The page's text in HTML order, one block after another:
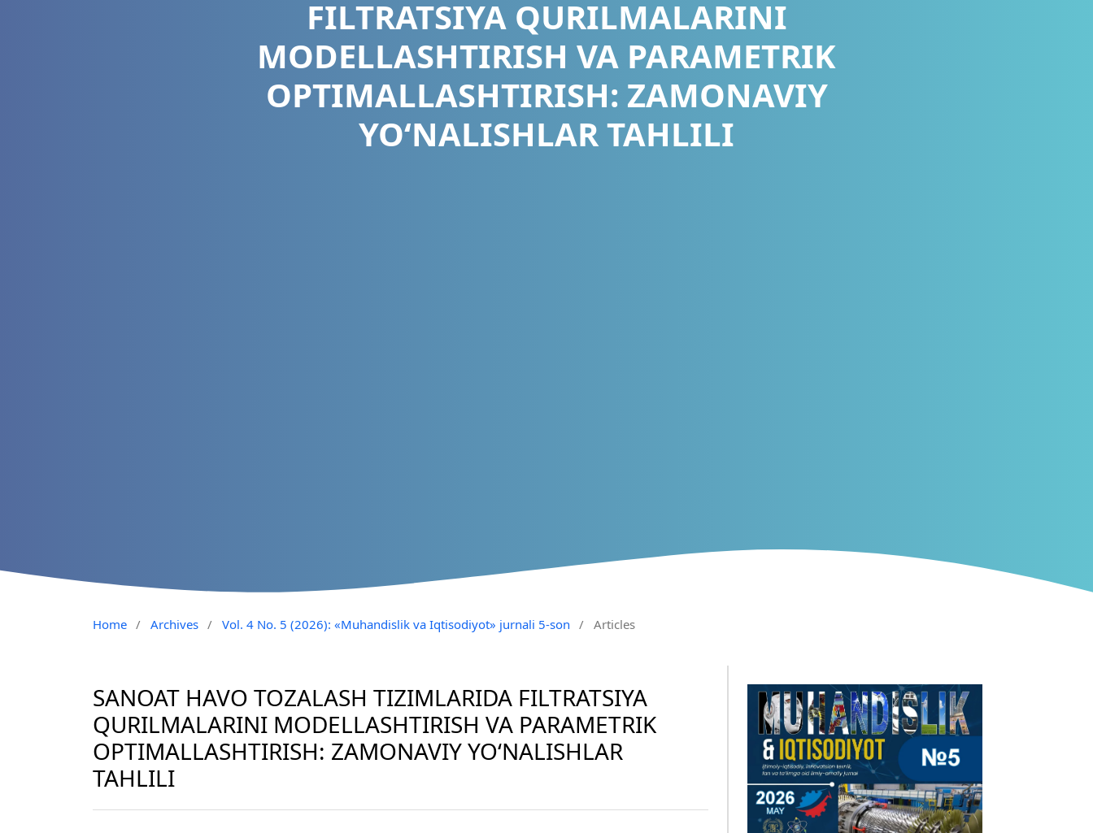
FILTRATSIYA QURILMALARINI
MODELLASHTIRISH VA PARAMETRIK
OPTIMALLASHTIRISH: ZAMONAVIY
YO‘NALISHLAR TAHLILI
Home / Archives / Vol. 4 No. 5 (2026): «Muhandislik va Iqtisodiyot» jurnali 5-son / Articles
SANOAT HAVO TOZALASH TIZIMLARIDA FILTRATSIYA
QURILMALARINI MODELLASHTIRISH VA PARAMETRIK
OPTIMALLASHTIRISH: ZAMONAVIY YO‘NALISHLAR
TAHLILI